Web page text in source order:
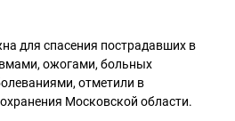
для спасения пострадавших в
ожогами, больных
отметили в
Московской области.